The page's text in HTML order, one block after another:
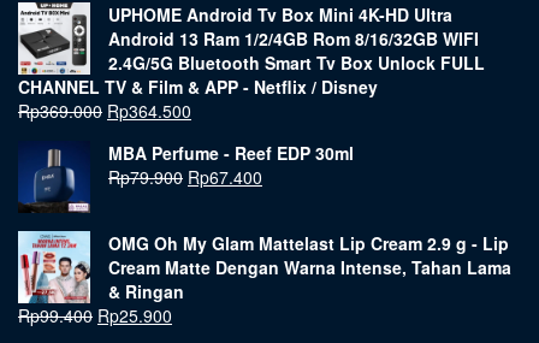
UPHOME Android Tv Box Mini 4K-HD Ultra
Android 13 Ram 1/2/4GB Rom 8/16/32GB WIFI
2.4G/5G Bluetooth Smart Tv Box Unlock FULL
CHANNEL TV & Film & APP - Netflix / Disney
Rp369.000 Rp364.500
MBA Perfume - Reef EDP 30ml
Rp79.900 Rp67.400
OMG Oh My Glam Mattelast Lip Cream 2.9 g - Lip
Cream Matte Dengan Warna Intense, Tahan Lama
& Ringan
Rp99.400 Rp25.900